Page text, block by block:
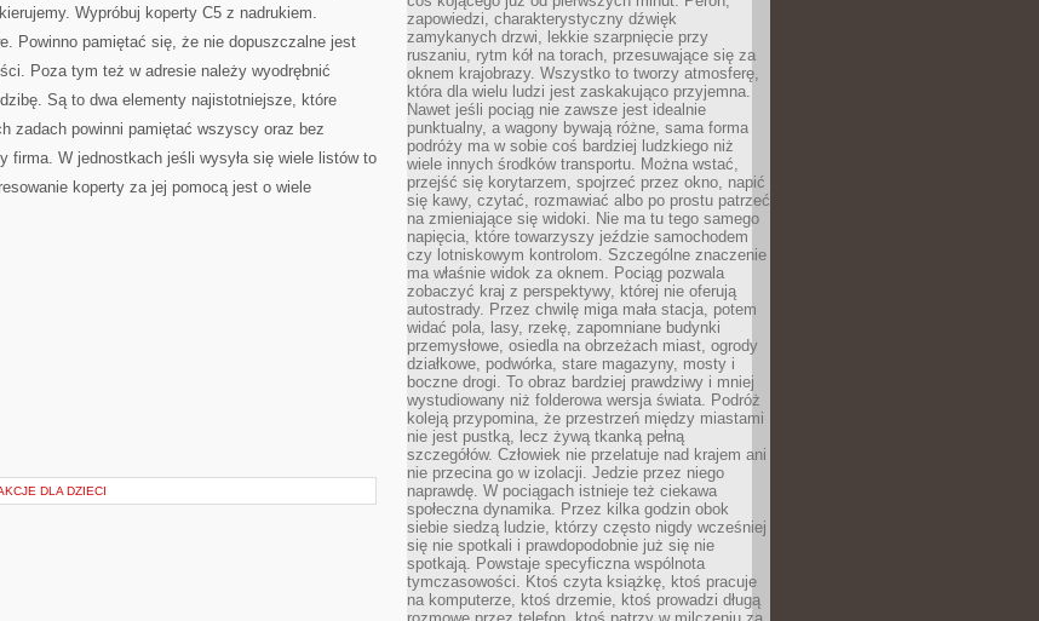
Wypróbuj koperty C5 z nadrukiem.
Powinno pamiętać się, że nie dopuszczalne jest
Poza tym też w adresie należy wyodrębnić
Są to dwa elementy najistotniejsze, które
zadach powinni pamiętać wszyscy oraz bez
firma. W jednostkach jeśli wysyła się wiele listów to
koperty za jej pomocą jest o wiele
DLA DZIECI
zapowiedzi, charakterystyczny dźwięk
zamykanych drzwi, lekkie szarpnięcie przy
ruszaniu, rytm kół na torach, przesuwające się za
oknem krajobrazy. Wszystko to tworzy atmosferę,
która dla wielu ludzi jest zaskakująco przyjemna.
Nawet jeśli pociąg nie zawsze jest idealnie
punktualny, a wagony bywają różne, sama forma
podróży ma w sobie coś bardziej ludzkiego niż
wiele innych środków transportu. Można wstać,
przejść się korytarzem, spojrzeć przez okno, napić
się kawy, czytać, rozmawiać albo po prostu patrzeć
na zmieniające się widoki. Nie ma tu tego samego
napięcia, które towarzyszy jeździe samochodem
czy lotniskowym kontrolom. Szczególne znaczenie
ma właśnie widok za oknem. Pociąg pozwala
zobaczyć kraj z perspektywy, której nie oferują
autostrady. Przez chwilę miga mała stacja, potem
widać pola, lasy, rzekę, zapomniane budynki
przemysłowe, osiedla na obrzeżach miast, ogrody
działkowe, podwórka, stare magazyny, mosty i
boczne drogi. To obraz bardziej prawdziwy i mniej
wystudiowany niż folderowa wersja świata. Podróż
koleją przypomina, że przestrzeń między miastami
nie jest pustką, lecz żywą tkanką pełną
szczegółów. Człowiek nie przelatuje nad krajem ani
nie przecina go w izolacji. Jedzie przez niego
naprawdę. W pociągach istnieje też ciekawa
społeczna dynamika. Przez kilka godzin obok
siebie siedzą ludzie, którzy często nigdy wcześniej
się nie spotkali i prawdopodobnie już się nie
spotkają. Powstaje specyficzna wspólnota
tymczasowości. Ktoś czyta książkę, ktoś pracuje
na komputerze, ktoś drzemie, ktoś prowadzi długą